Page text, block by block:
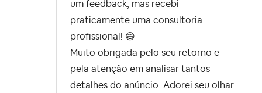
um feedback, mas recebi
praticamente uma consultoria
profissional! 😄
Muito obrigada pelo seu retorno e
pela atenção em analisar tantos
detalhes do anúncio. Adorei seu olhar